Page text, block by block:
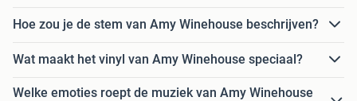
Hoe zou je de stem van Amy Winehouse beschrijven?
Wat maakt het vinyl van Amy Winehouse speciaal?
Welke emoties roept de muziek van Amy Winehouse